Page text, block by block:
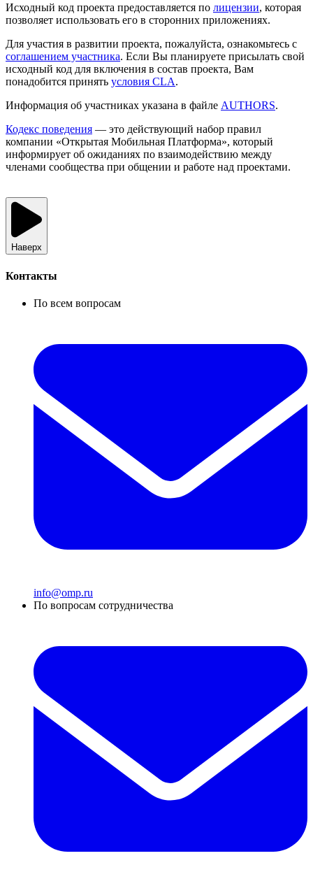
Исходный код проекта предоставляется по лицензии, которая
позволяет использовать его в сторонних приложениях.
Для участия в развитии проекта, пожалуйста, ознакомьтесь с
cоглашением участника. Если Вы планируете присылать свой
исходный код для включения в состав проекта, Вам
понадобится принять условия CLA.
Информация об участниках указана в файле AUTHORS.
Кодекс поведения — это действующий набор правил
компании «Открытая Мобильная Платформа», который
информирует об ожиданиях по взаимодействию между
членами сообщества при общении и работе над проектами.
Наверх
Контакты
По всем вопросам
info@omp.ru
По вопросам сотрудничества